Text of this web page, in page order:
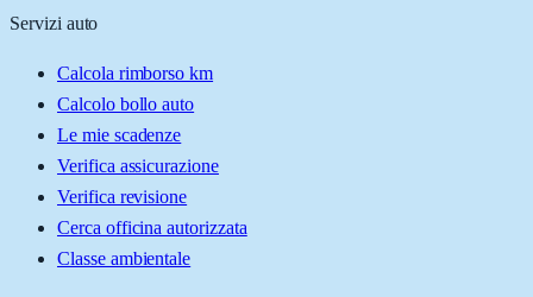
Servizi auto
Calcola rimborso km
Calcolo bollo auto
Le mie scadenze
Verifica assicurazione
Verifica revisione
Cerca officina autorizzata
Classe ambientale